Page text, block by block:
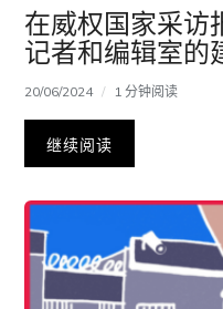
在威权国家采访
记者和编辑室的
20/06/2024 1 分钟阅读
继续阅读